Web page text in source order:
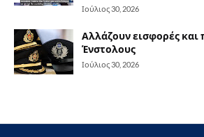
Ιούλιος 30, 2026
Αλλάζουν εισφορές και
Ένστολους
Ιούλιος 30, 2026